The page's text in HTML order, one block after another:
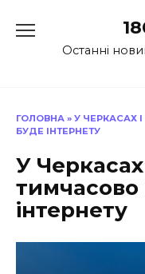
до
Останні
ГОЛОВНА » У ЧЕРКАСАХ
БУДЕ ІНТЕРНЕТУ
У Черкасах
тимчасово
інтернету